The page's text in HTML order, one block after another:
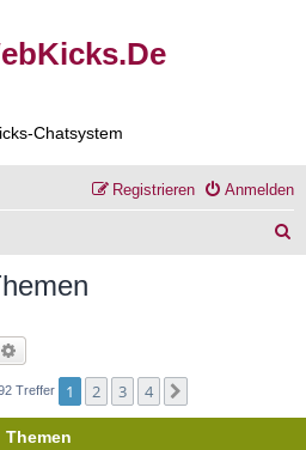
Chatsystem
Anmelden
Registrieren
Treffer 1 2 3 4
Themen